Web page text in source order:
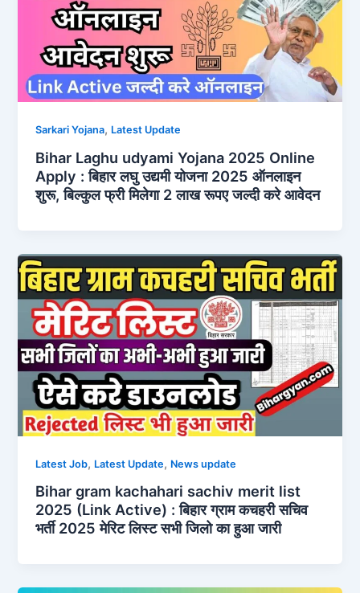
Sarkari Yojana, Latest Update
Bihar Laghu udyami Yojana 2025 Online
Apply : बिहार लघु उद्यमी योजना 2025 ऑनलाइन
शुरू, बिल्कुल फ्री मिलेगा 2 लाख रूपए जल्दी करे आवेदन
Latest Job, Latest Update, News update
Bihar gram kachahari sachiv merit list
2025 (Link Active) : बिहार ग्राम कचहरी सचिव
भर्ती 2025 मेरिट लिस्ट सभी जिलो का हुआ जारी